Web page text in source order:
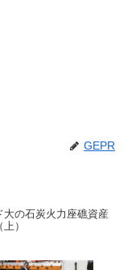
GEPR
大の石炭火力座礁資産
）